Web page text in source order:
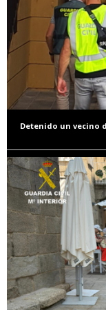
Detenido un vecino